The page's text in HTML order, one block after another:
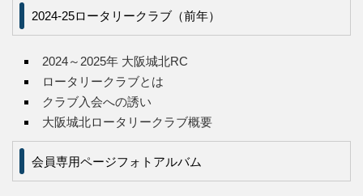
2024-25ロータリークラブ（前年）
2024～2025年 大阪城北RC
ロータリークラブとは
クラブ入会への誘い
大阪城北ロータリークラブ概要
会員専用ページフォトアルバム